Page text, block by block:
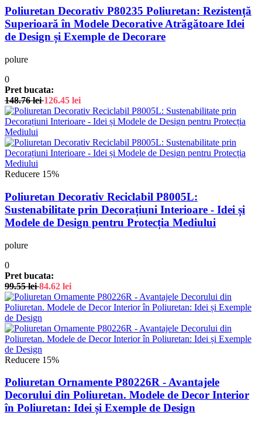
Poliuretan Decorativ P80235 Poliuretan: Rezistență
Superioară în Modele Decorative Atrăgătoare Idei
de Design și Exemple de Decorare
polure
0
Pret bucata:
148.76lei 126.45 lei
Reducere 15%
Poliuretan Decorativ Reciclabil P8005L:
Sustenabilitate prin Decorațiuni Interioare - Idei și
Modele de Design pentru Protecția Mediului
polure
0
Pret bucata:
99.55lei 84.62 lei
Reducere 15%
Poliuretan Ornamente P80226R - Avantajele
Decorului din Poliuretan. Modele de Decor Interior
în Poliuretan: Idei și Exemple de Design